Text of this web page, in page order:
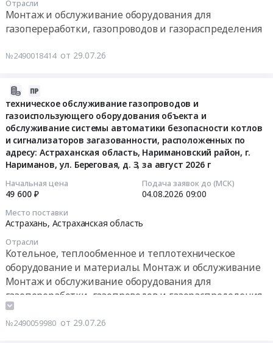
Отрасли
Монтаж и обслуживание оборудования для
газопереработки, газопроводов и газораспределения
№2490018414 от 29.07.26
техническое обслуживание газопроводов и
газоиспользующего оборудования объекта и
обслуживание системы автоматики безопасности котлов
и сигнализаторов загазованности, расположенных по
адресу: Астраханская область, Наримановский район, г.
Нариманов, ул. Береговая, д. З, за август 2026 г
Начальная цена
49 600 ₽
Подача заявок до (МСК)
04.08.2026 09:00
Место поставки
Астрахань, Астраханская область
Отрасли
Котельное, теплообменное и теплотехническое
оборудование и материалы. Монтаж и обслуживание
Монтаж и обслуживание оборудования для
газопереработки, газопроводов и газораспределения
Контрольно-измерительные приборы и автоматика,
монтаж и обслуживание
№2490059980 от 29.07.26